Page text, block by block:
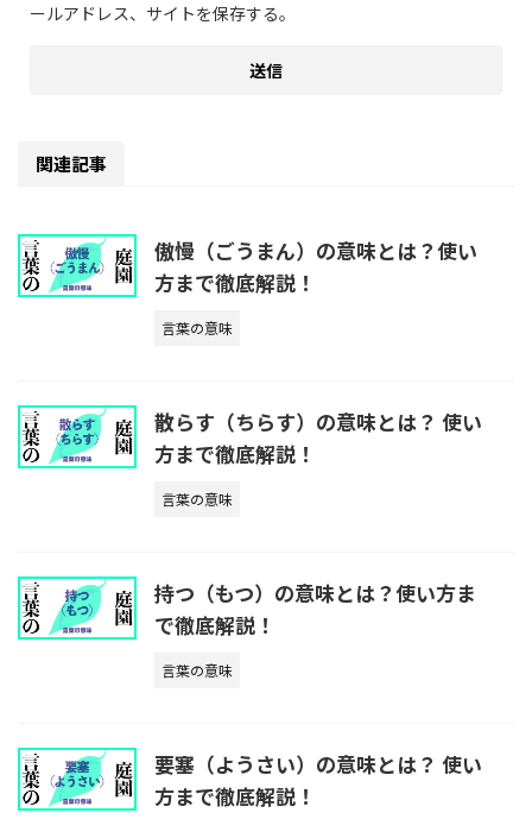
ールアドレス、サイトを保存する。
関連記事
傲慢（ごうまん）の意味とは？使い
方まで徹底解説！
言葉の意味
散らす（ちらす）の意味とは？ 使い
方まで徹底解説！
言葉の意味
持つ（もつ）の意味とは？使い方ま
で徹底解説！
言葉の意味
要塞（ようさい）の意味とは？ 使い
方まで徹底解説！